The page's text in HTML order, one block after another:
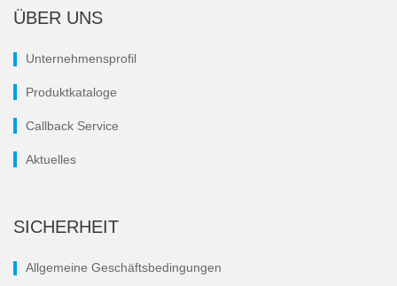
ÜBER UNS
Unternehmensprofil
Produktkataloge
Callback Service
Aktuelles
SICHERHEIT
Allgemeine Geschäftsbedingungen